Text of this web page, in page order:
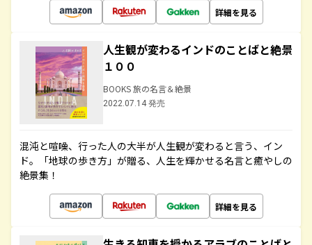
詳細を見る
人生観が変わるインドのことばと絶景
１００
BOOKS 旅の名言＆絶景
2022.07.14 発売
混沌と喧噪、行った人の大半が人生観が変わると言う、イン
ド。「地球の歩き方」が贈る、人生を輝かせる名言と癒やしの
絶景集！
詳細を見る